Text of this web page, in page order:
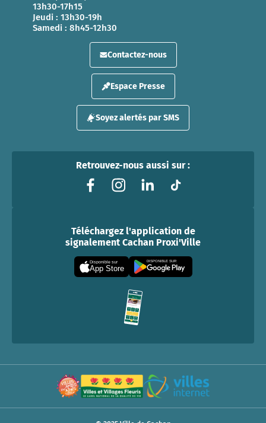
13h30-17h15
Jeudi : 13h30-19h
Samedi : 8h45-12h30
Contactez-nous
Espace Presse
Soyez alertés par SMS
Retrouvez-nous aussi sur :
Téléchargez l'application de
signalement Cachan Proxi'Ville
Disponible sur
App Store
DISPONIBLE SUR